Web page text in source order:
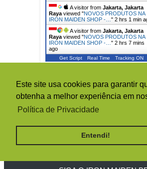
Este site usa cookies para garantir
obtenha a melhor experiência em
Política de Privacidade
Entendi!
A visitor from Jakarta, Jakarta
Rayaviewed "NOVOS PRODUTOS NA
IRON MAIDEN SHOP -…" 2 hrs 1 min
A visitor from Jakarta, Jakarta
Rayaviewed "NOVOS PRODUTOS NA
IRON MAIDEN SHOP -…" 2 hrs 7 mins
ago
Get Script Real Time Tracking ON
TOTAL DE
PÁGINA
1 5 0 2 1 9